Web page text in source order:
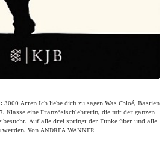
Arten Ich liebe dich zu sagen Was Chloé, Bastien
Klasse eine Französischlehrerin, die mit der ganzen
besucht. Auf alle drei springt der Funke über und alle
Von ANDREA WANNER